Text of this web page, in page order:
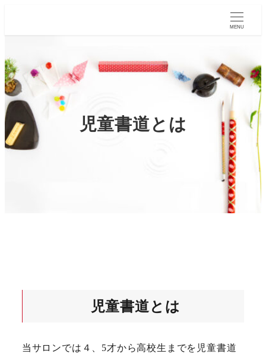
MENU
児童書道とは
児童書道とは
当サロンでは４、5才から高校生までを児童書道